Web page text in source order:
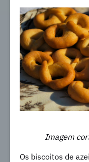
Imagem
Os biscoitos de